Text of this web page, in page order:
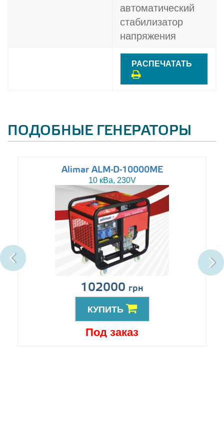
автоматический
стабилизатор
напряжения
РАСПЕЧАТАТЬ
ПОДОБНЫЕ ГЕНЕРАТОРЫ
Alimar ALM-D-10000ME
10 кВа, 230V
102000 грн
КУПИТЬ
Под заказ